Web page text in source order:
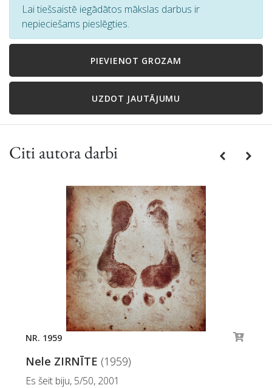
Lai tiešsaistē iegādātos mākslas darbus ir
nepieciešams pieslēgties.
PIEVIENOT GROZAM
UZDOT JAUTĀJUMU
Citi autora darbi PreviousNext
NR. 1959
Nele ZIRNĪTE (1959)
Es šeit biju, 5/50, 2001